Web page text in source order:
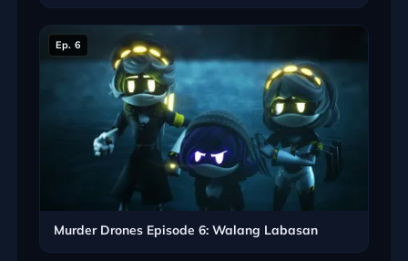
Ep. 6
Murder Drones Episode 6: Walang Labasan